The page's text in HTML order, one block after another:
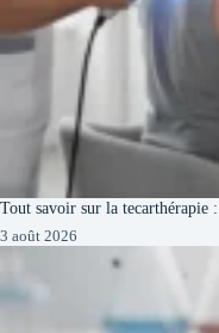
Tout savoir sur la tecarthérapie
3 août 2026